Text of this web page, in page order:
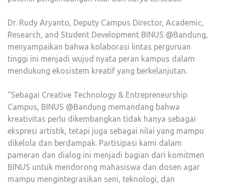
Dr. Rudy Aryanto, Deputy Campus Director, Academic,
Research, and Student Development BINUS @Bandung,
menyampaikan bahwa kolaborasi lintas perguruan
tinggi ini menjadi wujud nyata peran kampus dalam
mendukung ekosistem kreatif yang berkelanjutan.
“Sebagai Creative Technology & Entrepreneurship
Campus, BINUS @Bandung memandang bahwa
kreativitas perlu dikembangkan tidak hanya sebagai
ekspresi artistik, tetapi juga sebagai nilai yang mampu
dikelola dan berdampak. Partisipasi kami dalam
pameran dan dialog ini menjadi bagian dari komitmen
BINUS untuk mendorong mahasiswa dan dosen agar
mampu mengintegrasikan seni, teknologi, dan